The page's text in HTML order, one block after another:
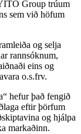
Group trúum
sem við höfum
og selja
rannsóknum,
eins og
o.s.frv.
hefur það fengið
eftir þörfum
og hjálpa
markaðinn.